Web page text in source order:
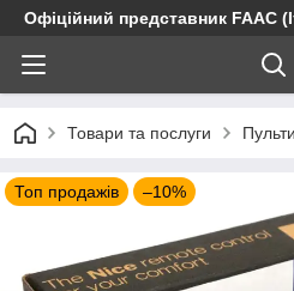
Офіційний представник FAAC
Товари та послуги
Топ продажів –10%